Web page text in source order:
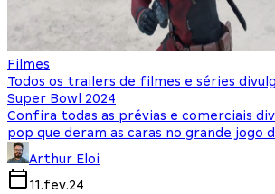
Filmes
Todos os trailers de filmes e séries
Super Bowl 2024
Confira todas as prévias e comerciais
pop que deram as caras no grande jogo
Arthur Eloi
11.fev.24